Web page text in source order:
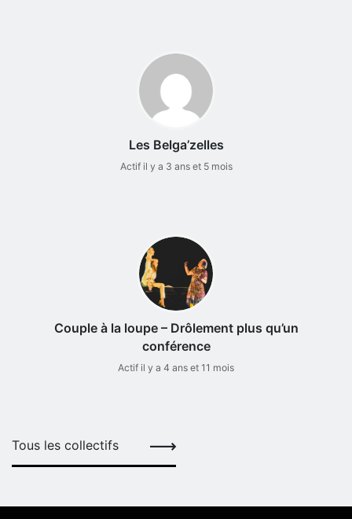
Les Belga’zelles
Actif il y a 3 ans et 5 mois
Couple à la loupe – Drôlement plus qu’un
conférence
Actif il y a 4 ans et 11 mois
Tous les collectifs